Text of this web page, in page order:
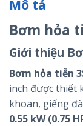
Mô tả
Bơm hỏa
Giới thiệu
Bơm hỏa tiễn
inch được thiết
khoan, giếng
0.55 kW (0.75